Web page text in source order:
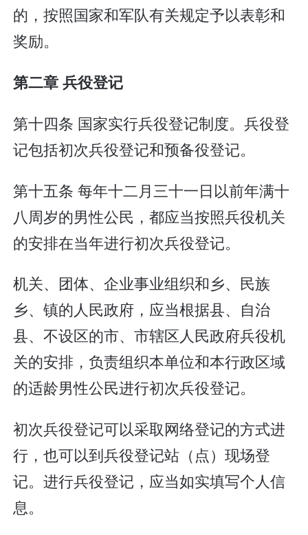
的，按照国家和军队有关规定予以表彰和
奖励。
第二章 兵役登记
第十四条 国家实行兵役登记制度。兵役登
记包括初次兵役登记和预备役登记。
第十五条 每年十二月三十一日以前年满十
八周岁的男性公民，都应当按照兵役机关
的安排在当年进行初次兵役登记。
机关、团体、企业事业组织和乡、民族
乡、镇的人民政府，应当根据县、自治
县、不设区的市、市辖区人民政府兵役机
关的安排，负责组织本单位和本行政区域
的适龄男性公民进行初次兵役登记。
初次兵役登记可以采取网络登记的方式进
行，也可以到兵役登记站（点）现场登
记。进行兵役登记，应当如实填写个人信
息。